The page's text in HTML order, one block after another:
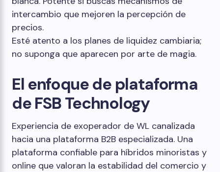
intercambio que mejoren la percepción de
precios.
Esté atento a los planes de liquidez cambiaria;
no suponga que aparecen por arte de magia.
El enfoque de plataforma
de FSB Technology
Experiencia de exoperador de WL canalizada
hacia una plataforma B2B especializada. Una
plataforma confiable para híbridos minoristas y
online que valoran la estabilidad del comercio y